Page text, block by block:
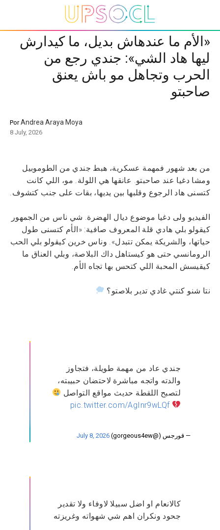
«الأم ما عندهاش بديل، ما كيدارش
ليها هاد الشي»: جندي رجع من
الحرب وتجاهل مو باش يعنق
صاحبتو
PorAndrea Araya Moya
8 July, 2026
من بعد شهور فمهمة عسكرية، هبط جندي من الطوموبيل
ومشا دغيا عند صاحبتو. عانقها هي اللولة. مو، اللي كانت
كتسنى هاد الرجوع وقلبها بين يديها، بقات على جنب كتشوف.
الفيديو ولى دغيا موضوع ديال الهضرة. شي ناس من الجمهور
كيقولو بلي هادي قلة المعروف صافية: «الأم كتسنى طول
حياتها، والشريكة يمكن تتبدل». وناس خرين كيقولو بلي الحب
الرومانسي حتى هو كيستاهل داك البلاصة، وبلي العناق ما
كيقيسش المحبة اللي كتحس بها تجاه الأم.
نتا شنو كنتي غادي تدير بلاصتو؟
جندي عاد من مهمة طويلة، فتجاوز
والدته واتجه مباشرة لاحتضان حبيبته،
لتصبح اللقطة حديث مواقع التواصل
pic.twitter.com/AgInr9wLQf
— قورجس (@gorgeous4ew) July 8, 2026
كالانعام او اضل سبيلا لاوفاء ولا تقدير
جحود ونكران اهم شي شهواته وغريزته